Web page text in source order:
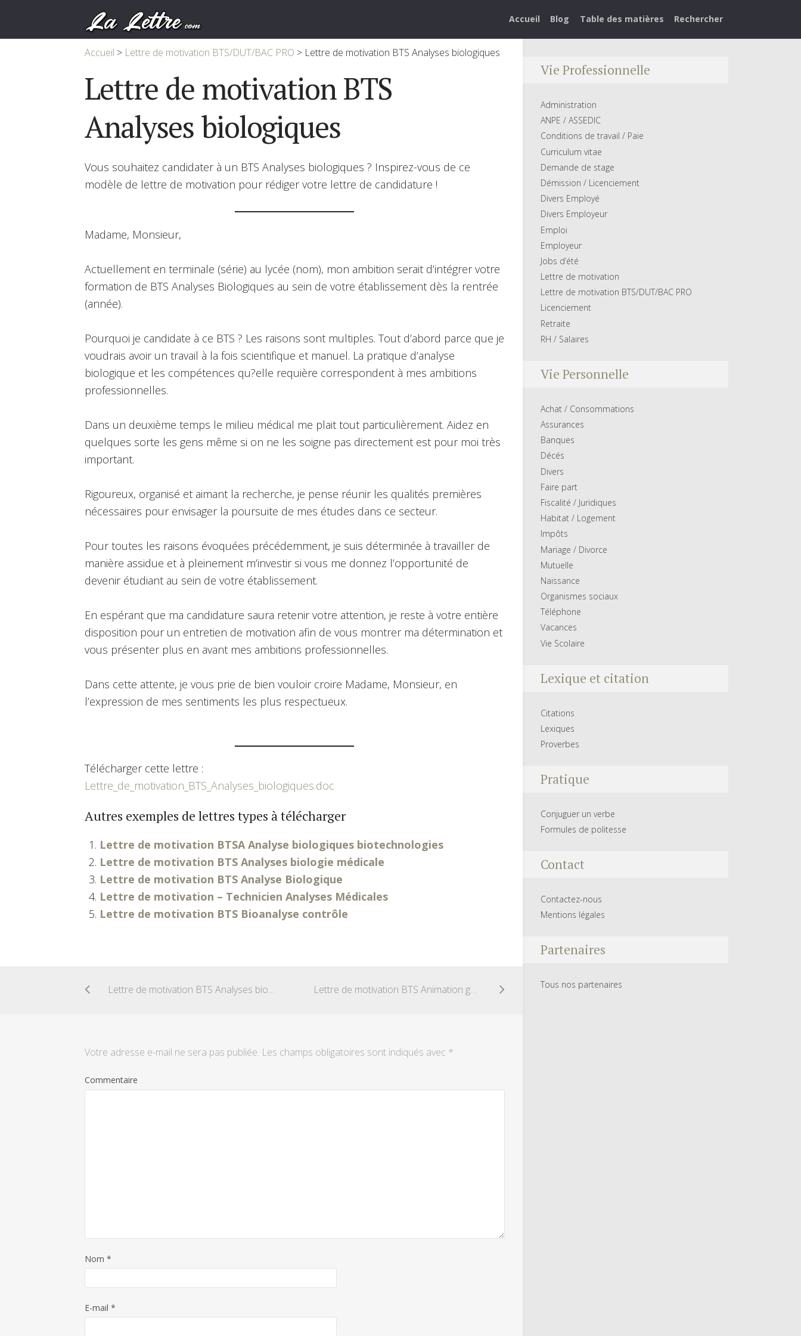
Accueil Blog Table des matières Rechercher
Accueil > Lettre de motivation BTS/DUT/BAC PRO > Lettre de motivation BTS Analyses biologiques
Lettre de motivation BTS
Analyses biologiques
Vous souhaitez candidater à un BTS Analyses biologiques ? Inspirez-vous de ce
modèle de lettre de motivation pour rédiger votre lettre de candidature !
Madame, Monsieur,
Actuellement en terminale (série) au lycée (nom), mon ambition serait d’intégrer votre
formation de BTS Analyses Biologiques au sein de votre établissement dès la rentrée
(année).
Pourquoi je candidate à ce BTS ? Les raisons sont multiples. Tout d’abord parce que je
voudrais avoir un travail à la fois scientifique et manuel. La pratique d’analyse
biologique et les compétences qu?elle requière correspondent à mes ambitions
professionnelles.
Dans un deuxième temps le milieu médical me plait tout particulièrement. Aidez en
quelques sorte les gens même si on ne les soigne pas directement est pour moi très
important.
Rigoureux, organisé et aimant la recherche, je pense réunir les qualités premières
nécessaires pour envisager la poursuite de mes études dans ce secteur.
Pour toutes les raisons évoquées précédemment, je suis déterminée à travailler de
manière assidue et à pleinement m’investir si vous me donnez l’opportunité de
devenir étudiant au sein de votre établissement.
En espérant que ma candidature saura retenir votre attention, je reste à votre entière
disposition pour un entretien de motivation afin de vous montrer ma détermination et
vous présenter plus en avant mes ambitions professionnelles.
Dans cette attente, je vous prie de bien vouloir croire Madame, Monsieur, en
l’expression de mes sentiments les plus respectueux.
Télécharger cette lettre :
Lettre_de_motivation_BTS_Analyses_biologiques.doc
Autres exemples de lettres types à télécharger
Lettre de motivation BTSA Analyse biologiques biotechnologies
Lettre de motivation BTS Analyses biologie médicale
Lettre de motivation BTS Analyse Biologique
Lettre de motivation – Technicien Analyses Médicales
Lettre de motivation BTS Bioanalyse contrôle
Lettre de motivation BTS Analyses biologie médicale Lettre de motivation BTS Animation gestion touristique
Votre adresse e-mail ne sera pas publiée. Les champs obligatoires sont indiqués avec *
Commentaire
Nom *
E-mail *
Vie Professionnelle
Administration
ANPE / ASSEDIC
Conditions de travail / Paie
Curriculum vitae
Demande de stage
Démission / Licenciement
Divers Employé
Divers Employeur
Emploi
Employeur
Jobs d’été
Lettre de motivation
Lettre de motivation BTS/DUT/BAC PRO
Licenciement
Retraite
RH / Salaires
Vie Personnelle
Achat / Consommations
Assurances
Banques
Décés
Divers
Faire part
Fiscalité / Juridiques
Habitat / Logement
Impôts
Mariage / Divorce
Mutuelle
Naissance
Organismes sociaux
Téléphone
Vacances
Vie Scolaire
Lexique et citation
Citations
Lexiques
Proverbes
Pratique
Conjuguer un verbe
Formules de politesse
Contact
Contactez-nous
Mentions légales
Partenaires
Tous nos partenaires